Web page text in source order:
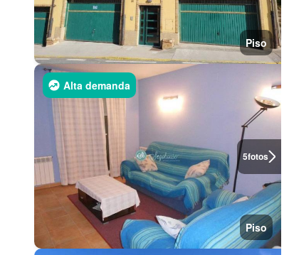
Piso
5fotos
Alta demanda
Piso